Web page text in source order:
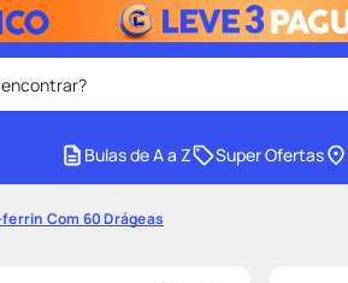
facial
Bulas de A a Z Super Ofertas
Com 60 Drágeas